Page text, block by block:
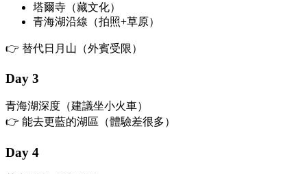
塔爾寺 （藏文化）
青海湖沿線（拍照+草原）
👉 替代日月山（外賓受限）
Day 3
青海湖深度（建議坐小火車）
👉 能去更藍的湖區（體驗差很多）
Day 4